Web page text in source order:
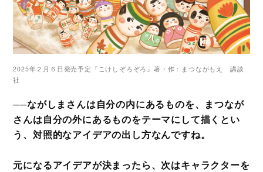
2025年２月６日発売予定『こけしぞろぞろ』著・作：まつながもえ 講談
社
──ながしまさんは自分の内にあるものを、まつなが
さんは自分の外にあるものをテーマにして描くとい
う、対照的なアイデアの出し方なんですね。
元になるアイデアが決まったら、次はキャラクターを